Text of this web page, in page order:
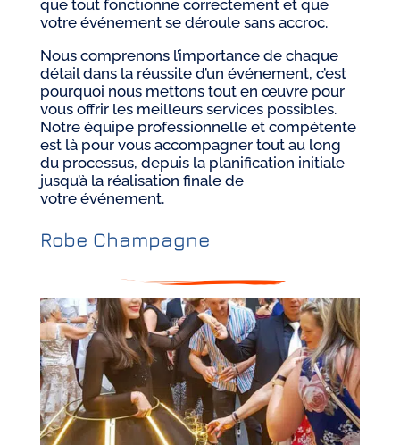
que tout fonctionne correctement et que
votre événement se déroule sans accroc.
Nous comprenons l’importance de chaque
détail dans la réussite d’un événement, c’est
pourquoi nous mettons tout en œuvre pour
vous offrir les meilleurs services possibles.
Notre équipe professionnelle et compétente
est là pour vous accompagner tout au long
du processus, depuis la planification initiale
jusqu’à la réalisation finale de
votre événement.
Robe Champagne